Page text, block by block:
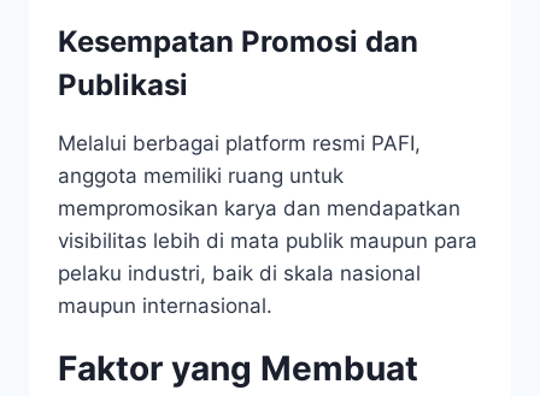
Kesempatan Promosi dan
Publikasi
Melalui berbagai platform resmi PAFI,
anggota memiliki ruang untuk
mempromosikan karya dan mendapatkan
visibilitas lebih di mata publik maupun para
pelaku industri, baik di skala nasional
maupun internasional.
Faktor yang Membuat